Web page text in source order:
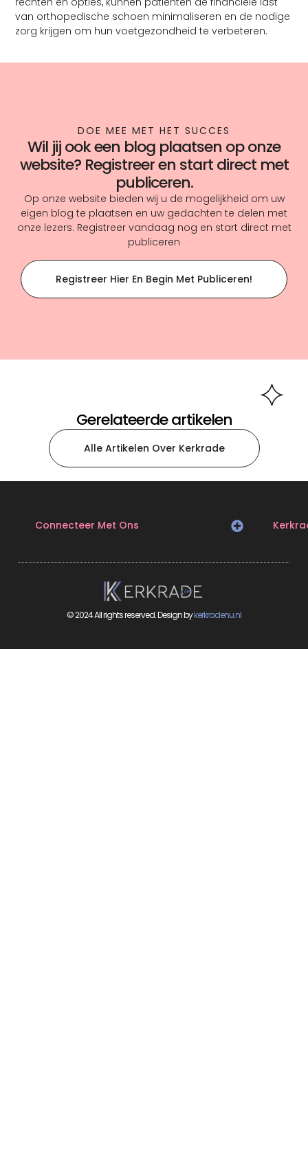
van orthopedische schoen minimaliseren en de nodige
zorg krijgen om hun voetgezondheid te verbeteren.
DOE MEE MET HET SUCCES
Wil jij ook een blog plaatsen op onze
website? Registreer en start direct met
publiceren.
Op onze website bieden wij u de mogelijkheid om uw
eigen blog te plaatsen en uw gedachten te delen met
onze lezers. Registreer vandaag nog en start direct met
publiceren
Registreer Hier En Begin Met Publiceren!
Gerelateerde artikelen
Alle Artikelen Over Kerkrade
Connecteer Met Ons
© 2024 All rights reserved. Design bykerkradenu.nl